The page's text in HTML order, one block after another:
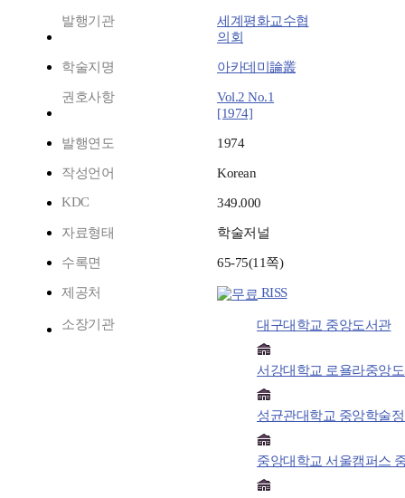
발행기관
세계평화교수협
의회
학술지명 아카데미論叢
권호사항
Vol.2 No.1
[1974]
발행연도 1974
작성언어
Korean
KDC
349.000
자료형태 학술저널
수록면 65-75(11쪽)
제공처 RISS
소장기관 대구대학교 중앙도서관
서강대학교 로욜라중앙
성균관대학교 중앙학술
중앙대학교 서울캠퍼스